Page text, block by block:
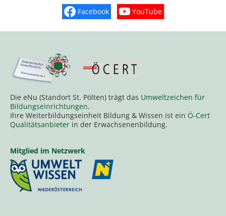
Finden Sie „So schmeckt
Facebook Sehen Sie mehr
YouTube
Die eNu (Standort St. Pölten) trägt das Umweltzeichen für
Bildungseinrichtungen.
Ihre Weiterbildungseinheit Bildung & Wissen ist ein Ö-Cert
Qualitätsanbieter in der Erwachsenenbildung.
Mitglied im Netzwerk